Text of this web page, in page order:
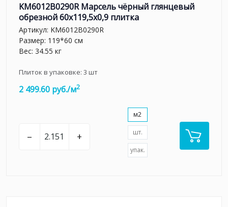
KM6012B0290R Марсель чёрный глянцевый
обрезной 60x119,5x0,9 плитка
Артикул: KM6012B0290R
Размер: 119*60 см
Вес: 34.55 кг
Плиток в упаковке: 3 шт
2 499.60 руб./м2
– +
м2
шт.
упак.